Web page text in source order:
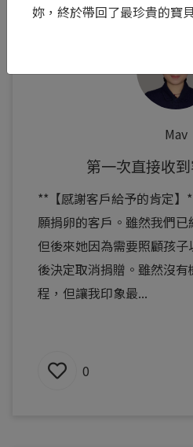
Mav
第一次直接收
**【感謝客戶給予的肯定】
願捐卵的客戶。雖然我們已
但後來她因為需要照顧孩
後決定取消捐贈。雖然沒
程，但讓我印象最...
0
妳，終於帶回了最珍貴的寶